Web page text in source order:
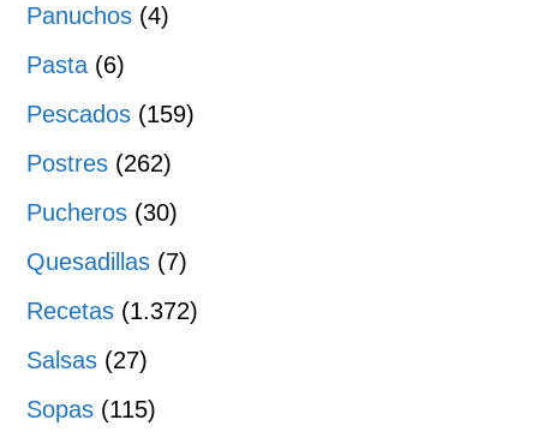
Panuchos (4)
Pasta (6)
Pescados (159)
Postres (262)
Pucheros (30)
Quesadillas (7)
Recetas (1.372)
Salsas (27)
Sopas (115)